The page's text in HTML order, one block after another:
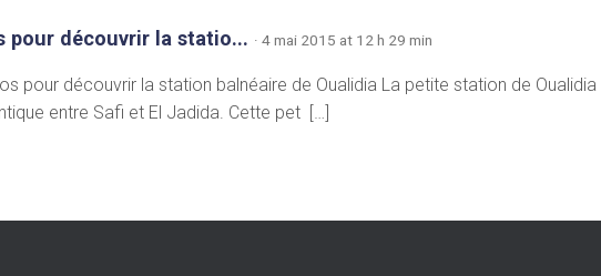
pour découvrir la statio... · 4 mai 2015 at 12 h 29 min
pour découvrir la station balnéaire de Oualidia La petite station de
entre Safi et El Jadida. Cette pet […]